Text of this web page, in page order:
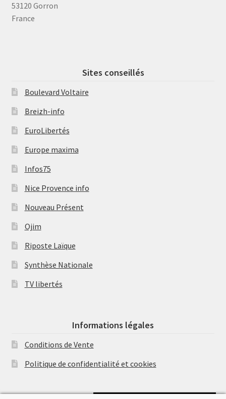
53120 Gorron
France
Sites conseillés
Boulevard Voltaire
Breizh-info
EuroLibertés
Europe maxima
Infos75
Nice Provence info
Nouveau Présent
Ojim
Riposte Laïque
Synthèse Nationale
TV libertés
Informations légales
Conditions de Vente
Politique de confidentialité et cookies